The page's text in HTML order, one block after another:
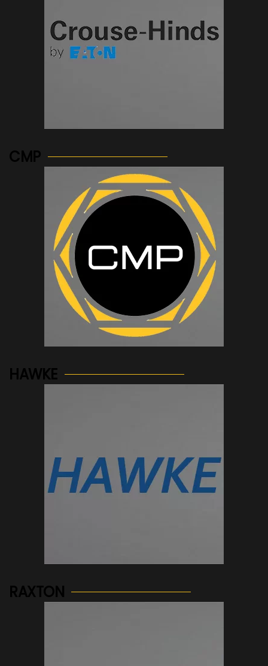
CMP
See more...
HAWKE
RAXTON